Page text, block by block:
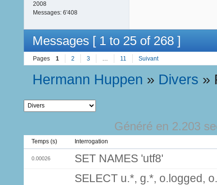
2008
Messages: 6'408
Messages [ 1 to 25 of 268 ]
Pages 1 2 3 11 Suivant
Hermann Huppen » Divers »
Généré en 2.203
Temps (s) Interrogation
0.00026 SET NAMES 'utf8'
SELECT u.*, g.*, o.logged,